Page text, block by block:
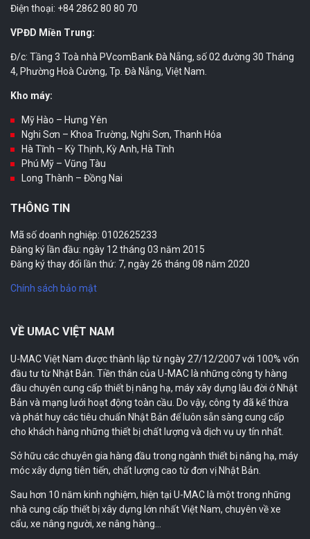
Điện thoại: +84 2862 80 80 70
VPĐD Miền Trung:
Đ/c: Tầng 3 Toà nhà PVcomBank Đà Nẵng, số 02 đường 30 Tháng
4, Phường Hoà Cường, Tp. Đà Nẵng, Việt Nam.
Kho máy:
Mỹ Hào – Hưng Yên
Nghi Sơn – Khoa Trường, Nghi Sơn, Thanh Hóa
Hà Tĩnh – Kỳ Thịnh, Kỳ Anh, Hà Tĩnh
Phú Mỹ – Vũng Tàu
Long Thành – Đồng Nai
THÔNG TIN
Mã số doanh nghiệp: 0102625233
Đăng ký lần đầu: ngày 12 tháng 03 năm 2015
Đăng ký thay đổi lần thứ: 7, ngày 26 tháng 08 năm 2020
Chính sách bảo mật
VỀ UMAC VIỆT NAM
U-MAC Việt Nam được thành lập từ ngày 27/12/2007 với 100% vốn
đầu tư từ Nhật Bản. Tiền thân của U-MAC là những công ty hàng
đầu chuyên cung cấp thiết bị nâng hạ, máy xây dựng lâu đời ở Nhật
Bản và mạng lưới hoạt động toàn cầu. Do vậy, công ty đã kế thừa
và phát huy các tiêu chuẩn Nhật Bản để luôn sẵn sàng cung cấp
cho khách hàng những thiết bị chất lượng và dịch vụ uy tín nhất.
Sở hữu các chuyên gia hàng đầu trong ngành thiết bị nâng hạ, máy
móc xây dựng tiên tiến, chất lượng cao từ đơn vị Nhật Bản.
Sau hơn 10 năm kinh nghiệm, hiện tại U-MAC là một trong những
nhà cung cấp thiết bị xây dựng lớn nhất Việt Nam, chuyên về xe
cẩu, xe nâng người, xe nâng hàng…